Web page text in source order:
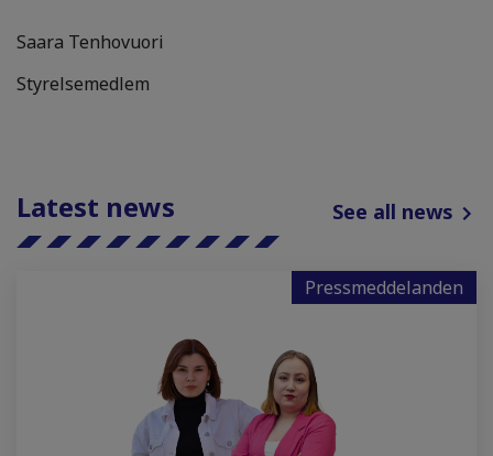
Saara Tenhovuori
Styrelsemedlem
Latest news See all news
Pressmeddelanden